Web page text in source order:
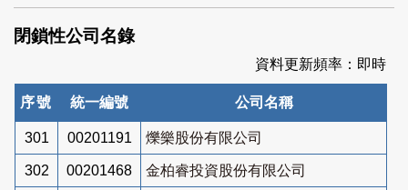
索
閉鎖性公司名錄
資料更新頻率：即時
序號 統一編號 公司名稱
301 00201191 爍樂股份有限公司
302 00201468 金柏睿投資股份有限公司